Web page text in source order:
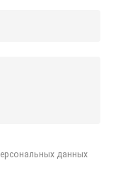
данных